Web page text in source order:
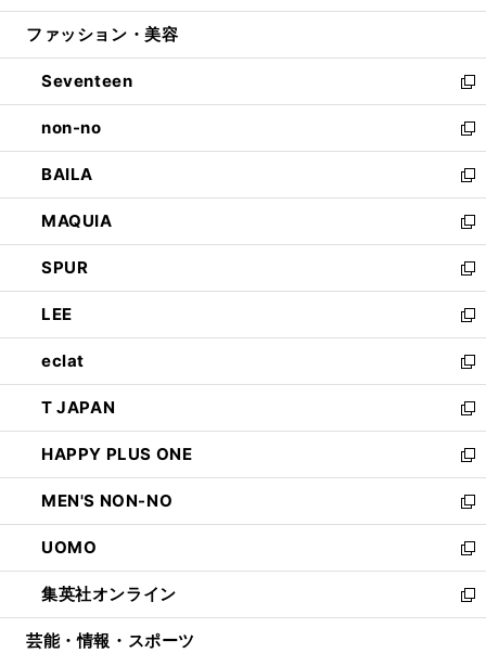
開
ウ
開
く
ン
ウ
で
開
く
ウ
ン
ド
ウ
で
開
く
ファッション・美容
Seventeen
新
し
い
ウ
ィ
ン
ド
ウ
で
開
く
non-no
新
し
い
ウ
ィ
ン
ド
ウ
で
開
く
BAILA
新
し
い
ウ
ィ
ン
ド
ウ
で
開
く
MAQUIA
新
し
い
ウ
ィ
ン
ド
ウ
で
開
く
SPUR
新
し
い
ウ
ィ
ン
ド
ウ
で
開
く
LEE
新
し
い
ウ
ィ
ン
ド
ウ
で
開
く
eclat
新
し
い
ウ
ィ
ン
ド
ウ
で
開
く
T JAPAN
新
し
い
ウ
ィ
ン
ド
ウ
で
開
HAPPY PLUS ONE
新
し
い
ウ
ィ
ン
ド
ウ
MEN'S NON-NO
新
し
い
ウ
ィ
ン
UOMO
新
し
い
ウ
集英社オンライン
新
し
芸能・情報・スポーツ